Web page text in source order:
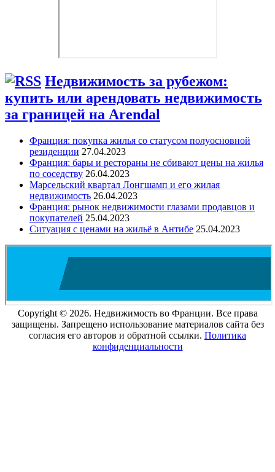
Недвижимость за рубежом:
купить или арендовать недвижимость
за границей на Arendal
Франция: покупка жилья со статусом полуосновной
резиденции 27.04.2023
Франция: бары и рестораны не сбивают цены на жилья
по соседству 26.04.2023
Марсельский квартал Лонгшамп и его жилая
недвижимость 26.04.2023
Франция: рынок недвижимости глазами продавцов и
покупателей 25.04.2023
Ситуация с ценами на жильё в Антибе 25.04.2023
Copyright © 2026. Недвижимость во Франции. Все права
защищены. Запрещено использование материалов сайта без
согласия его авторов и обратной ссылки. Политика
конфиденциальности